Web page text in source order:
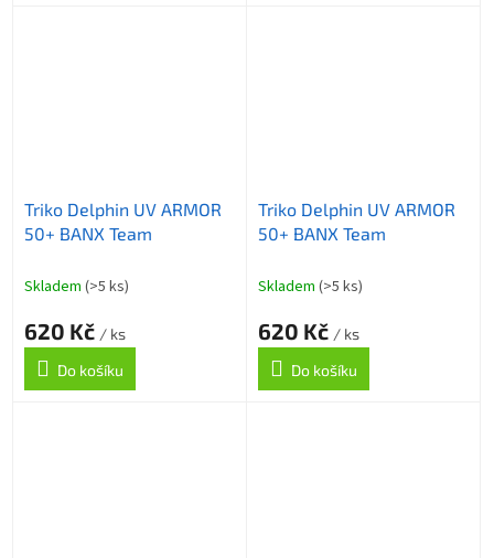
Triko Delphin UV ARMOR
50+ BANX Team
Skladem (>5 ks)
620 Kč / ks
Do košíku
Triko Delphin UV ARMOR
50+ BANX Team
Skladem (>5 ks)
620 Kč / ks
Do košíku